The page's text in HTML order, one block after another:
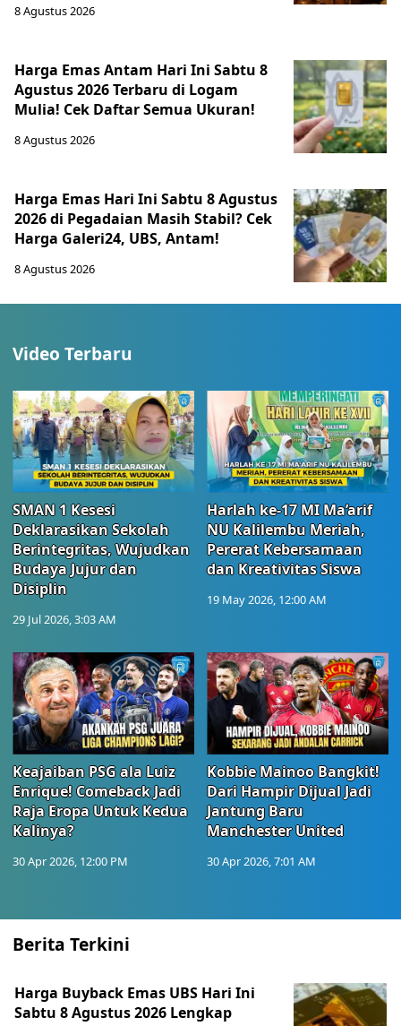
8 Agustus 2026
Harga Emas Antam Hari Ini Sabtu 8
Agustus 2026 Terbaru di Logam
Mulia! Cek Daftar Semua Ukuran!
8 Agustus 2026
Harga Emas Hari Ini Sabtu 8 Agustus
2026 di Pegadaian Masih Stabil? Cek
Harga Galeri24, UBS, Antam!
8 Agustus 2026
Video Terbaru
SMAN 1 Kesesi
Deklarasikan Sekolah
Berintegritas, Wujudkan
Budaya Jujur dan
Disiplin
29 Jul 2026, 3:03 AM
Harlah ke-17 MI Ma’arif
NU Kalilembu Meriah,
Pererat Kebersamaan
dan Kreativitas Siswa
19 May 2026, 12:00 AM
Keajaiban PSG ala Luiz
Enrique! Comeback Jadi
Raja Eropa Untuk Kedua
Kalinya?
30 Apr 2026, 12:00 PM
Kobbie Mainoo Bangkit!
Dari Hampir Dijual Jadi
Jantung Baru
Manchester United
30 Apr 2026, 7:01 AM
Berita Terkini
Harga Buyback Emas UBS Hari Ini
Sabtu 8 Agustus 2026 Lengkap